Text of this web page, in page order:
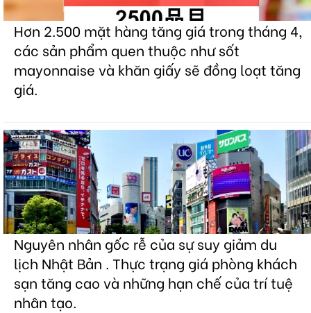
Hơn 2.500 mặt hàng tăng giá trong tháng 4,
các sản phẩm quen thuộc như sốt
mayonnaise và khăn giấy sẽ đồng loạt tăng
giá.
Nguyên nhân gốc rễ của sự suy giảm du
lịch Nhật Bản . Thực trạng giá phòng khách
sạn tăng cao và những hạn chế của trí tuệ
nhân tạo.